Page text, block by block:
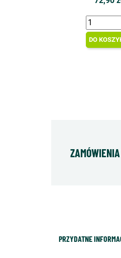
DO
PRZYDATNE